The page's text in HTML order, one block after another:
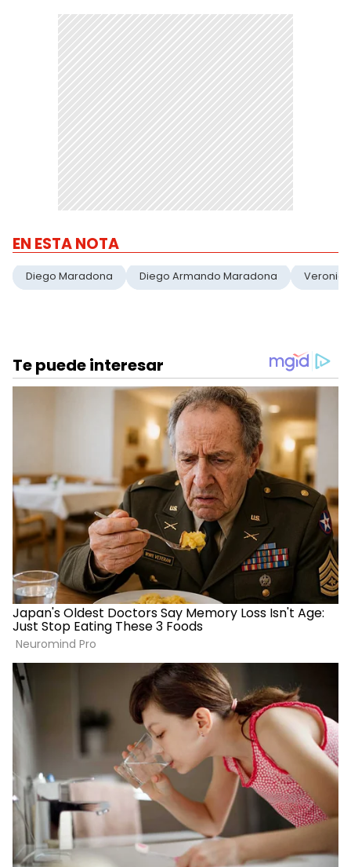
EN ESTA NOTA
Diego Maradona Diego Armando Maradona